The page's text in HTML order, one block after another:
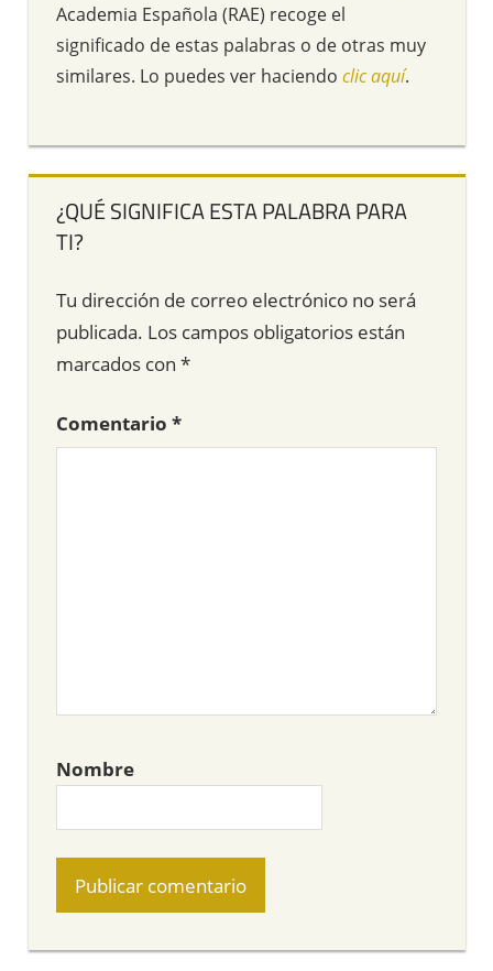
Academia Española (RAE) recoge el
significado de estas palabras o de otras muy
similares. Lo puedes ver haciendo clic aquí.
¿QUÉ SIGNIFICA ESTA PALABRA PARA
TI?
Tu dirección de correo electrónico no será
publicada. Los campos obligatorios están
marcados con *
Comentario *
Nombre